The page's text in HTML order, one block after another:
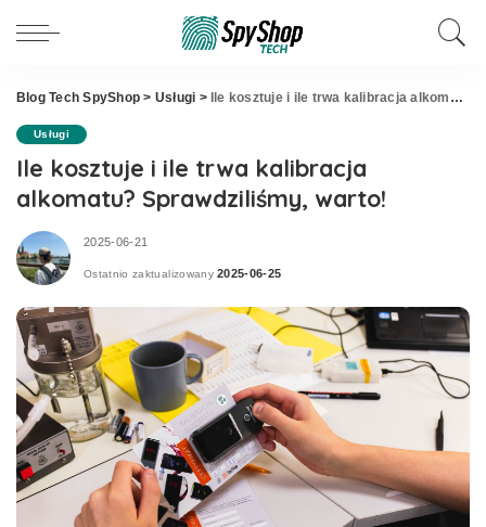
Blog Tech SpyShop > Usługi > Ile kosztuje i ile trwa kalibracja alkomatu? Sprawdziliśmy, warto!
Usługi
Ile kosztuje i ile trwa kalibracja
alkomatu? Sprawdziliśmy, warto!
2025-06-21
Ostatnio zaktualizowany 2025-06-25